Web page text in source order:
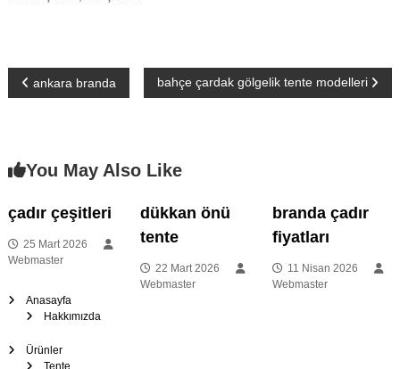
Y
z
ı
g
ankara branda bahçe çardak gölgelik tente modelleri
You May Also Like
çadır çeşitleri
25 Mart 2026
Webmaster
dükkan önü
tente
22 Mart 2026
Webmaster
branda çadır
fiyatları
11 Nisan 2026
Webmaster
Anasayfa
Hakkımızda
Ürünler
Tente